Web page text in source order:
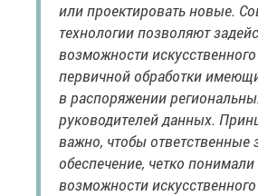
или проектировать новые.
технологии позволяют
возможности
первичной обработки
в распоряжении
руководителей данных.
важно, чтобы ответственные
обеспечение, четко понимали
возможности искусственного